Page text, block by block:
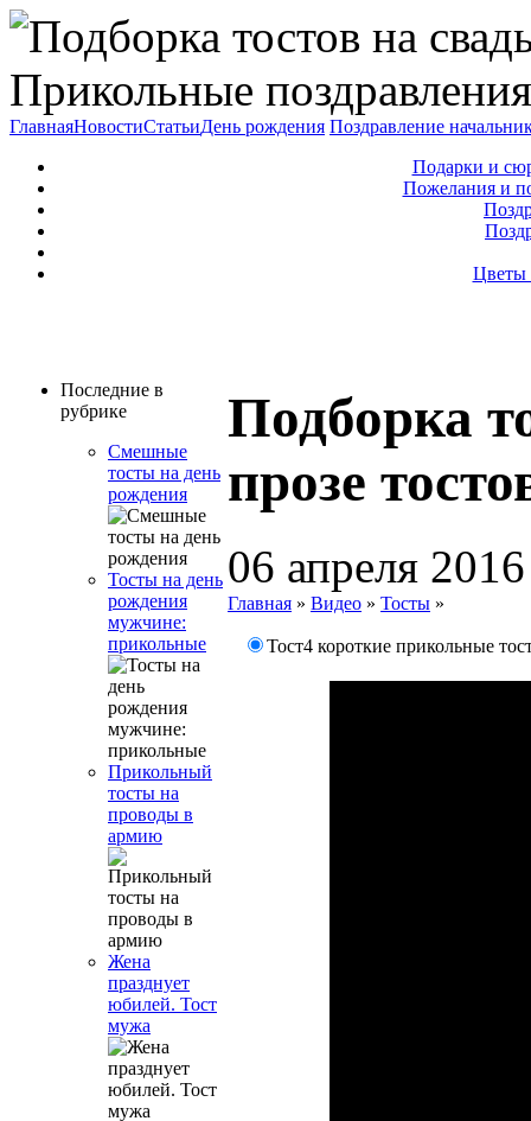
Прикольные
ГлавнаяНовостиСтатьиДень рождения Поздравление
Подарки и
Пожелания и
Цветы
Последние в
рубрике
Смешные
тосты на день
рождения
Тосты на день
рождения
мужчине:
прикольные
Прикольный
тосты на
проводы в
армию
Жена
празднует
юбилей. Тост
мужа
Подборка
прозе
06 апреля 2016
Главная » Видео » Тосты »
Тост4 короткие прикольные